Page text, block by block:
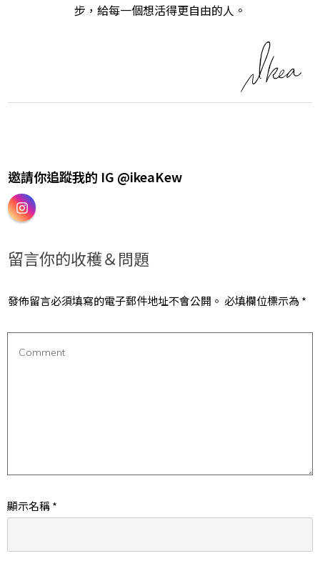
步，給每一個想活得更自由的人。
邀請你追蹤我的 IG @ikeaKew
留言你的收穫＆問題
發佈留言必須填寫的電子郵件地址不會公開。 必填欄位標示為*
顯示名稱*